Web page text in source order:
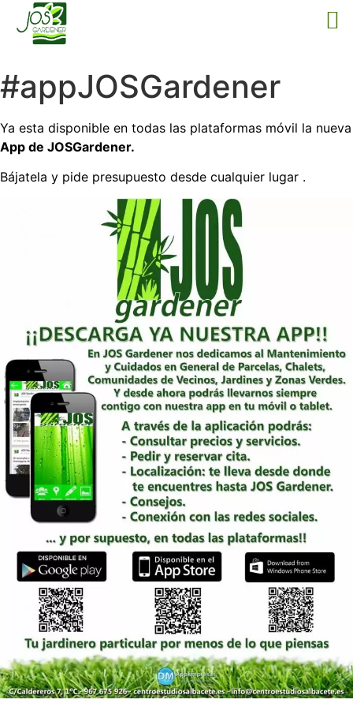
#appJOSGardener
Ya esta disponible en todas las plataformas móvil la nueva
App de JOSGardener.
Bájatela y pide presupuesto desde cualquier lugar .